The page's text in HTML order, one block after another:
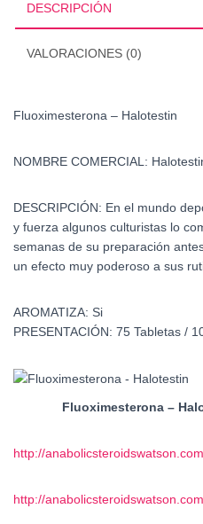
DESCRIPCIÓN
VALORACIONES (0)
Fluoximesterona – Halotestin
NOMBRE COMERCIAL:
DESCRIPCIÓN: En el mundo
y fuerza algunos culturistas lo
semanas de su preparación
un efecto muy poderoso a sus
AROMATIZA: Si
PRESENTACIÓN: 75 Tabletas /
Fluoximesterona –
http://anabolicsteroidswatson.com
http://anabolicsteroidswatson.com